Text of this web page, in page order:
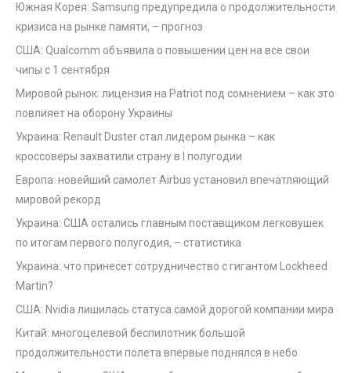
Южная Корея: Samsung предупредила о продолжительности
кризиса на рынке памяти, – прогноз
США: Qualcomm объявила о повышении цен на все свои
чипы с 1 сентября
Мировой рынок: лицензия на Patriot под сомнением – как это
повлияет на оборону Украины
Украина: Renault Duster стал лидером рынка – как
кроссоверы захватили страну в I полугодии
Европа: новейший самолет Airbus установил впечатляющий
мировой рекорд
Украина: США остались главным поставщиком легковушек
по итогам первого полугодия, – статистика
Украина: что принесет сотрудничество с гигантом Lockheed
Martin?
США: Nvidia лишилась статуса самой дорогой компании мира
Китай: многоцелевой беспилотник большой
продолжительности полета впервые поднялся в небо